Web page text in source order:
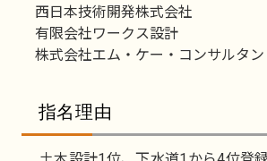
西日本技術開発株式会社
有限会社ワークス設計
株式会社エム・ケー・コンサルタン
指名理由